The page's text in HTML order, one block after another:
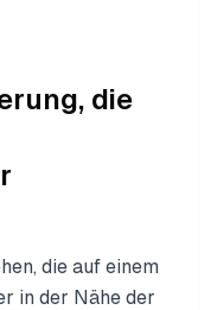
die
die auf einem
in der Nähe der